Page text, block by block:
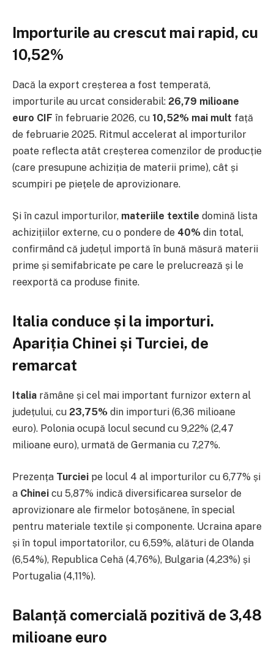
Importurile au crescut mai rapid, cu
10,52%
Dacă la export creșterea a fost temperată,
importurile au urcat considerabil: 26,79 milioane
euro CIF în februarie 2026, cu 10,52% mai mult față
de februarie 2025. Ritmul accelerat al importurilor
poate reflecta atât creșterea comenzilor de producție
(care presupune achiziția de materii prime), cât și
scumpiri pe piețele de aprovizionare.
Și în cazul importurilor, materiile textile domină lista
achizițiilor externe, cu o pondere de 40% din total,
confirmând că județul importă în bună măsură materii
prime și semifabricate pe care le prelucrează și le
reexportă ca produse finite.
Italia conduce și la importuri.
Apariția Chinei și Turciei, de
remarcat
Italia rămâne și cel mai important furnizor extern al
județului, cu 23,75% din importuri (6,36 milioane
euro). Polonia ocupă locul secund cu 9,22% (2,47
milioane euro), urmată de Germania cu 7,27%.
Prezența Turciei pe locul 4 al importurilor cu 6,77% și
a Chinei cu 5,87% indică diversificarea surselor de
aprovizionare ale firmelor botoșănene, în special
pentru materiale textile și componente. Ucraina apare
și în topul importatorilor, cu 6,59%, alături de Olanda
(6,54%), Republica Cehă (4,76%), Bulgaria (4,23%) și
Portugalia (4,11%).
Balanță comercială pozitivă de 3,48
milioane euro